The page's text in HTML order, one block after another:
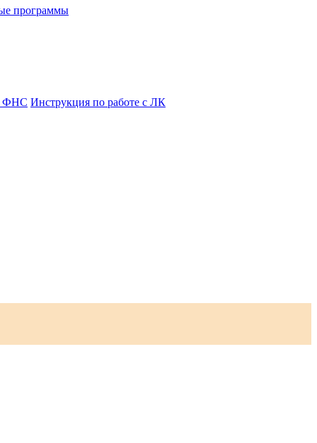
программы
ФНС Инструкция по работе с ЛК